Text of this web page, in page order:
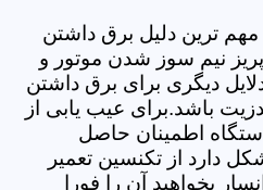
ترین دلیل برق داشتن
نیم سوز شدن موتور و
دیگری برای برق داشتن
باشد.برای عیب یابی از
اطمینان حاصل
دارد از تکنسین تعمیر
بخواهید آن را فورا